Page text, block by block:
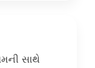
સાથે